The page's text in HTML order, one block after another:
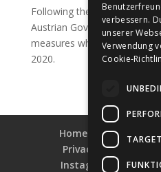
Following the suggestions
Austrian Government, we
measures which have been
2020.
Home Collections
Privacy & Data
Instagram
verbessern.
unserer
Verwendung
Cookie-